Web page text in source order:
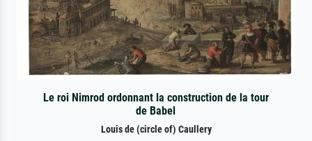
Le roi Nimrod ordonnant la construction de la tour
de Babel
Louis de (circle of) Caullery